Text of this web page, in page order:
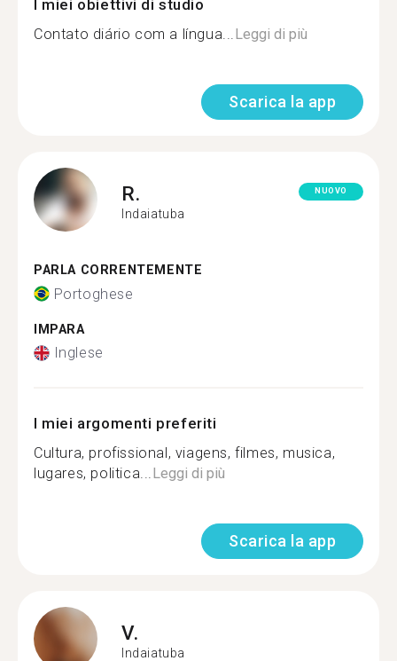
I miei obiettivi di studio
Contato diário com a língua...Leggi di più
Scarica la app
R.
Indaiatuba
NUOVO
PARLA CORRENTEMENTE
Portoghese
IMPARA
Inglese
I miei argomenti preferiti
Cultura, profissional, viagens, filmes, musica,
lugares, politica...Leggi di più
Scarica la app
V.
Indaiatuba